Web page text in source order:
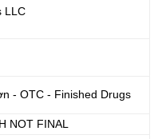
LLC
- OTC - Finished Drugs
NOT FINAL